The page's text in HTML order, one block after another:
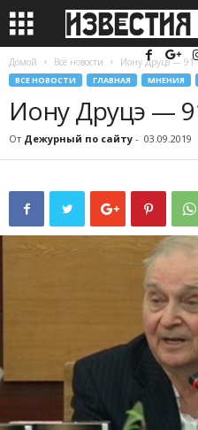
Домой Все новости Иону Друцэ — 91
ВСЕ НОВОСТИ ГЛАВНАЯ МНЕНИЯ
Иону Друцэ —
От Дежурный по сайту - 03.09.2019